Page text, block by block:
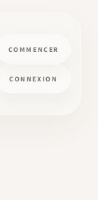
COMMENCER
CONNEXION